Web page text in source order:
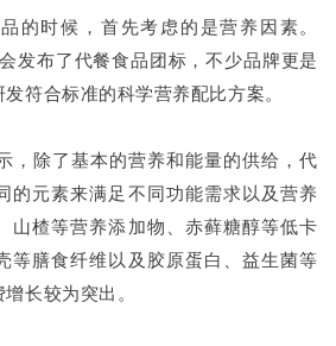
的时候，首先考虑的是营养因素。
发布了代餐食品团标，不少品牌更是
符合标准的科学营养配比方案。
，除了基本的营养和能量的供给，代
的元素来满足不同功能需求以及营养
山楂等营养添加物、赤藓糖醇等低卡
等膳食纤维以及胶原蛋白、益生菌等
长较为突出。